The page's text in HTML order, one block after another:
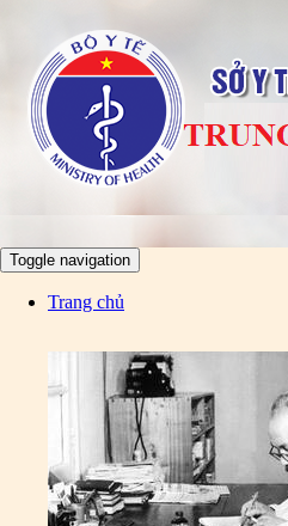
Toggle navigation
Trang chủ